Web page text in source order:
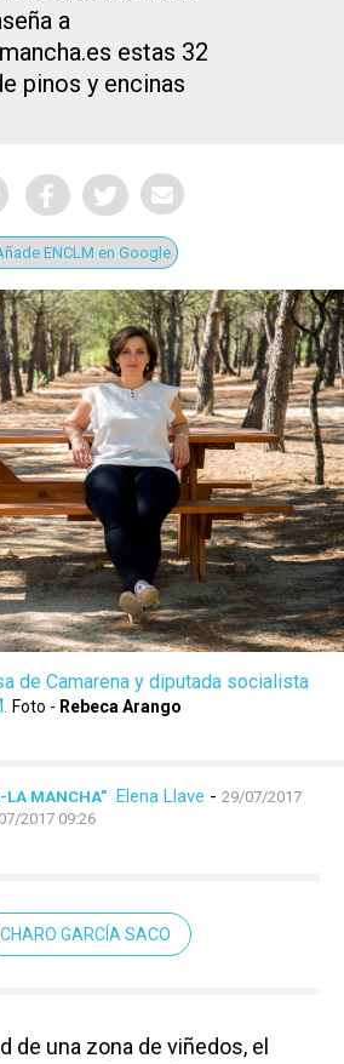
a
estas 32
pinos y encinas
ENCLM en Google
de Camarena y diputada socialista
Foto - Rebeca Arango
LA MANCHA" Elena Llave - 29/07/2017
2017 09:26
CHARO GARCÍA SACO
de una zona de viñedos, el